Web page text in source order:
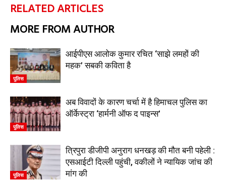
RELATED ARTICLES
MORE FROM AUTHOR
पुलिस
आईपीएस आलोक कुमार रचित ‘साझे लमहों की
महक’ सबकी कविता है
पुलिस
अब विवादों के कारण चर्चा में है हिमाचल पुलिस का
ऑर्केस्ट्रा ‘हार्मनी ऑफ द पाइन्स’
पुलिस
त्रिपुरा डीजीपी अनुराग धनखड़ की मौत बनी पहेली :
एसआईटी दिल्ली पहुंची, वकीलों ने न्यायिक जांच की
मांग की